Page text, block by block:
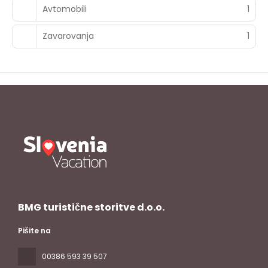
Avtomobili 1
Zavarovanja 1
BMG turistične storitve d.o.o.
Pišite na
00386 593 39 507